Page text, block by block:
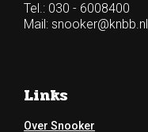
Tel.: 030 - 6008400
Mail: snooker@knbb.nl
Links
Over Snooker